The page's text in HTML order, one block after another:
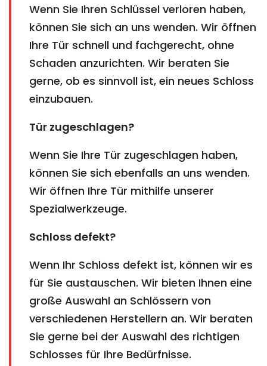
Wenn Sie Ihren Schlüssel verloren haben,
können Sie sich an uns wenden. Wir öffnen
Ihre Tür schnell und fachgerecht, ohne
Schaden anzurichten. Wir beraten Sie
gerne, ob es sinnvoll ist, ein neues Schloss
einzubauen.
Tür zugeschlagen?
Wenn Sie Ihre Tür zugeschlagen haben,
können Sie sich ebenfalls an uns wenden.
Wir öffnen Ihre Tür mithilfe unserer
Spezialwerkzeuge.
Schloss defekt?
Wenn Ihr Schloss defekt ist, können wir es
für Sie austauschen. Wir bieten Ihnen eine
große Auswahl an Schlössern von
verschiedenen Herstellern an. Wir beraten
Sie gerne bei der Auswahl des richtigen
Schlosses für Ihre Bedürfnisse.